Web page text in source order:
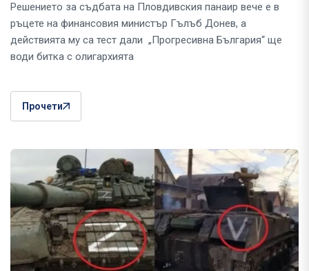
Решението за съдбата на Пловдивския панаир вече е в
ръцете на финансовия министър Гълъб Донев, а
действията му са тест дали „Прогресивна България“ ще
води битка с олигархията
Прочети